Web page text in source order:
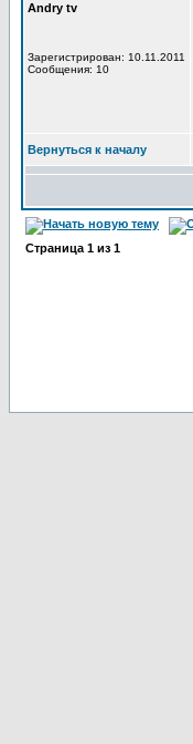
Andry tv
Зарегистрирован: 10.11.2011
Сообщения: 10
Вернуться к началу
Страница 1 из 1